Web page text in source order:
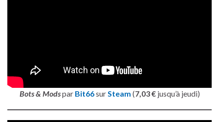
Bots & Modspar Bit66surSteam (7,03 €jusqu’à jeudi)